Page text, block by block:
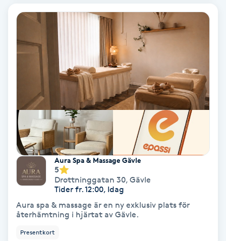
Brynformning
Brynfärgning
Brynplockning
Bröllopsuppsättning
Celluliter
Coachning
Color correction
Aura Spa & Massage Gävle
5
Drottninggatan 30, Gävle
Tider fr. 12:00, Idag
Aura spa & massage är en ny exklusiv plats för
återhämtning i hjärtat av Gävle.
Presentkort